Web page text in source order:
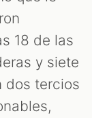
18 de las
y siete
dos tercios